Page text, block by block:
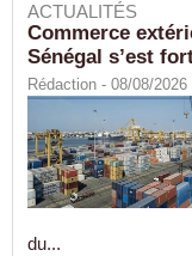
ACTUALITÉS
Commerce
Sénégal s’est
Rédaction - 08/08/2026
du...